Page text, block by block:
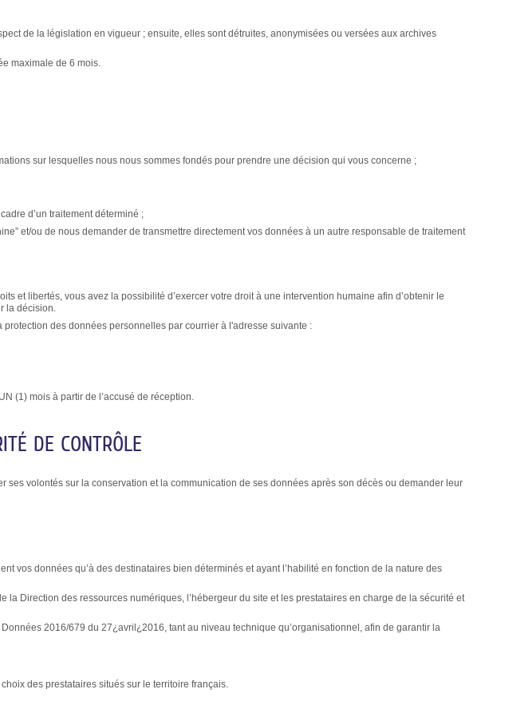
de la législation en vigueur ; ensuite, elles sont détruites, anonymisées ou versées aux archives
maximale de 6 mois.
sur lesquelles nous nous sommes fondés pour prendre une décision qui vous concerne ;
d’un traitement déterminé ;
et/ou de nous demander de transmettre directement vos données à un autre responsable de traitement
et libertés, vous avez la possibilité d’exercer votre droit à une intervention humaine afin d’obtenir le
la décision.
des données personnelles par courrier à l'adresse suivante :
(1) mois à partir de l’accusé de réception.
DE CONTRÔLE
volontés sur la conservation et la communication de ses données après son décès ou demander leur
vos données qu’à des destinataires bien déterminés et ayant l’habilité en fonction de la nature des
Direction des ressources numériques, l’hébergeur du site et les prestataires en charge de la sécurité et
2016/679 du 27¿avril¿2016, tant au niveau technique qu’organisationnel, afin de garantir la
des prestataires situés sur le territoire français.